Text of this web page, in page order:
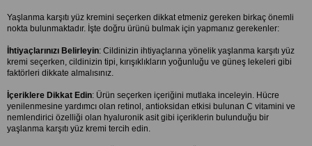
Yaşlanma karşıtı yüz kremini seçerken dikkat etmeniz gereken birkaç önemli
nokta bulunmaktadır. İşte doğru ürünü bulmak için yapmanız gerekenler:
İhtiyaçlarınızı Belirleyin: Cildinizin ihtiyaçlarına yönelik yaşlanma karşıtı yüz
kremi seçerken, cildinizin tipi, kırışıklıkların yoğunluğu ve güneş lekeleri gibi
faktörleri dikkate almalısınız.
İçeriklere Dikkat Edin: Ürün seçerken içeriğini mutlaka inceleyin. Hücre
yenilenmesine yardımcı olan retinol, antioksidan etkisi bulunan C vitamini ve
nemlendirici özelliği olan hyaluronik asit gibi içeriklerin bulunduğu bir
yaşlanma karşıtı yüz kremi tercih edin.